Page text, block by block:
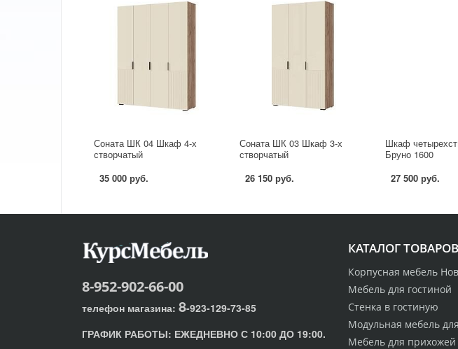
Соната ШК 04 Шкаф 4-х
створчатый
35 000 руб.
Соната ШК 03 Шкаф 3-х
створчатый
26 150 руб.
Шкаф
Бруно 1600
27 500 руб.
КАТАЛОГ ТОВАРОВ
Корпусная мебель
Мебель для гостиной
Стенка в гостиную
Модульная мебель
Мебель для прихожей
8-952-902-66-00
телефон магазина: 8-923-129-73-85
ГРАФИК РАБОТЫ: ЕЖЕДНЕВНО С 10:00 ДО 19:00.